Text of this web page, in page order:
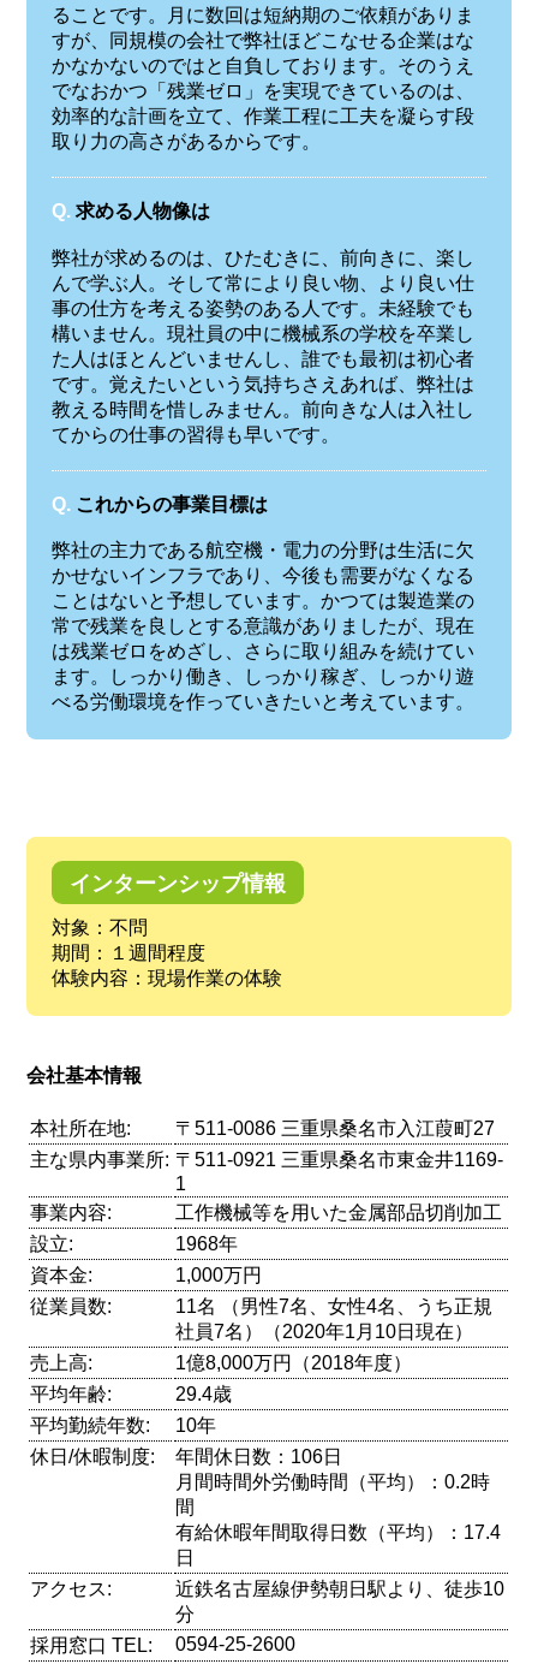
ることです。月に数回は短納期のご依頼がありま
すが、同規模の会社で弊社ほどこなせる企業はな
かなかないのではと自負しております。そのうえ
でなおかつ「残業ゼロ」を実現できているのは、
効率的な計画を立て、作業工程に工夫を凝らす段
取り力の高さがあるからです。
Q. 求める人物像は
弊社が求めるのは、ひたむきに、前向きに、楽し
んで学ぶ人。そして常により良い物、より良い仕
事の仕方を考える姿勢のある人です。未経験でも
構いません。現社員の中に機械系の学校を卒業し
た人はほとんどいませんし、誰でも最初は初心者
です。覚えたいという気持ちさえあれば、弊社は
教える時間を惜しみません。前向きな人は入社し
てからの仕事の習得も早いです。
Q. これからの事業目標は
弊社の主力である航空機・電力の分野は生活に欠
かせないインフラであり、今後も需要がなくなる
ことはないと予想しています。かつては製造業の
常で残業を良しとする意識がありましたが、現在
は残業ゼロをめざし、さらに取り組みを続けてい
ます。しっかり働き、しっかり稼ぎ、しっかり遊
べる労働環境を作っていきたいと考えています。
インターンシップ情報
対象：不問
期間：１週間程度
体験内容：現場作業の体験
会社基本情報
本社所在地:
〒511-0086 三重県桑名市入江葭町27
主な県内事業所: 〒511-0921 三重県桑名市東金井1169-
1
事業内容:
工作機械等を用いた金属部品切削加工
設立:
1968年
資本金:
1,000万円
従業員数:
11名 （男性7名、女性4名、うち正規
社員7名）（2020年1月10日現在）
売上高:
1億8,000万円（2018年度）
平均年齢:
29.4歳
平均勤続年数:
10年
休日/休暇制度:
年間休日数：106日
月間時間外労働時間（平均）：0.2時
間
有給休暇年間取得日数（平均）：17.4
日
アクセス:
近鉄名古屋線伊勢朝日駅より、徒歩10
分
採用窓口 TEL:
0594-25-2600